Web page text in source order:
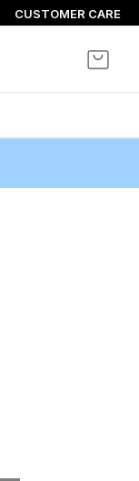
CUSTOMER CARE
Mein